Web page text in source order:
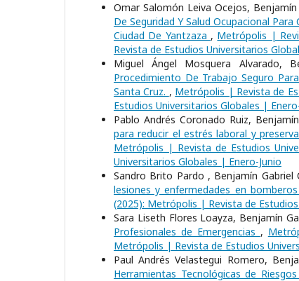
Omar Salomón Leiva Ocejos,
De Seguridad Y Salud Ocupacional
Ciudad De Yantzaza , Metrópolis |
Revista de Estudios Universitarios
Miguel Ángel Mosquera Alvarado,
Procedimiento De Trabajo Seguro
Santa Cruz. , Metrópolis | Revista de
Estudios Universitarios Globales |
Pablo Andrés Coronado Ruiz,
para reducir el estrés laboral y
Metrópolis | Revista de Estudios
Universitarios Globales | Enero-Junio
Sandro Brito Pardo , Benjamín Gabriel
lesiones y enfermedades en bomberos
(2025): Metrópolis | Revista de
Sara Liseth Flores Loayza, Benjamín
Profesionales de Emergencias ,
Metrópolis | Revista de Estudios
Paul Andrés Velastegui Romero,
Herramientas Tecnológicas de